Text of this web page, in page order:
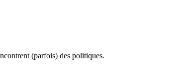
(parfois) des politiques.